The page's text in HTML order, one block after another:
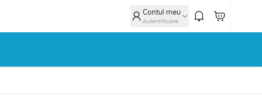
Contul meu
Autentificare